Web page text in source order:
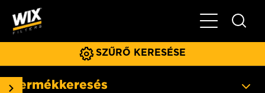
Főmenü
SZŰRŐ KERESÉSE
Termékkeresés